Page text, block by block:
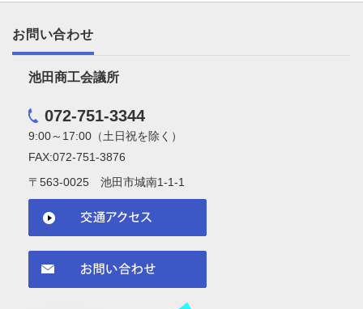
お問い合わせ
池田商工会議所
072-751-3344
9:00～17:00（土日祝を除く）
FAX:072-751-3876
〒563-0025 池田市城南1-1-1